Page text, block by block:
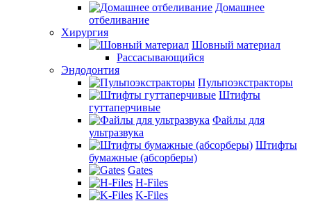
Домашнее
отбеливание
Хирургия
Шовный материал
Рассасывающийся
Эндодонтия
Пульпоэкстракторы
Штифты
гуттаперчивые
Файлы для
ультразвука
Штифты
бумажные (абсорберы)
Gates
H-Files
K-Files